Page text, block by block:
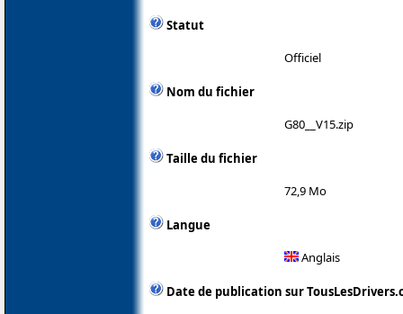
Statut
Officiel
Nom du fichier
G80__V15.zip
Taille du fichier
72,9 Mo
Langue
Anglais
Date de publication sur